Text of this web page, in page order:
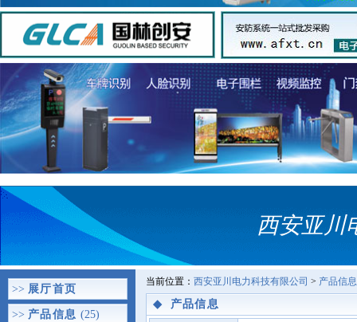
西安亚川
>> 展厅首页
>> 产品信息 (25)
当前位置： 西安亚川电力科技有限公司 > 产品信息
◆ 产品信息